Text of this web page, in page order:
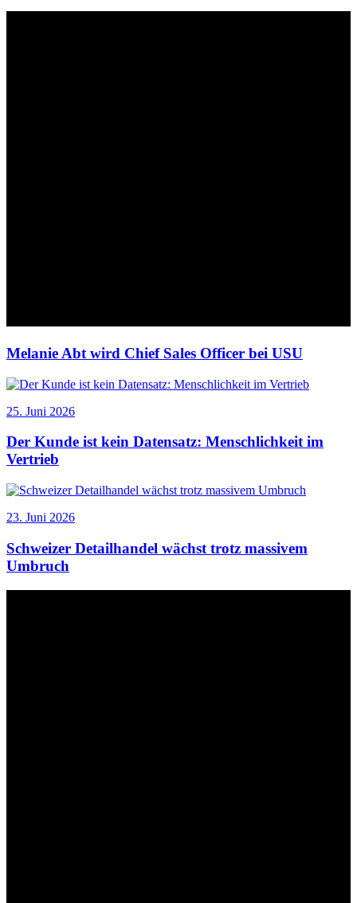
Melanie Abt wird Chief Sales Officer bei USU
25. Juni 2026
Der Kunde ist kein Datensatz: Menschlichkeit im
Vertrieb
23. Juni 2026
Schweizer Detailhandel wächst trotz massivem
Umbruch